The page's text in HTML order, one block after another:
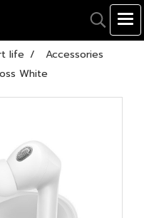
life
Accessories
White